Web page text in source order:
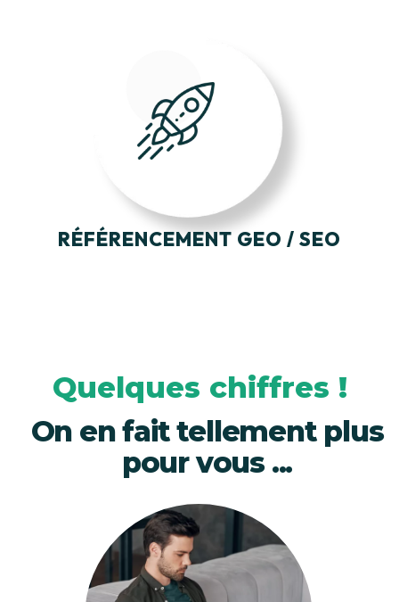
RÉFÉRENCEMENT GEO / SEO
Quelques chiffres !
On en fait tellement plus
pour vous ...